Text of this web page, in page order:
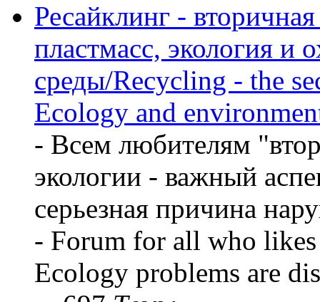
Ресайклинг -
пластмасс, экология и
среды/Recycling - the
Ecology and
- Всем любителям
экологии - важный
серьезная причина
- Forum for all who
Ecology problems are